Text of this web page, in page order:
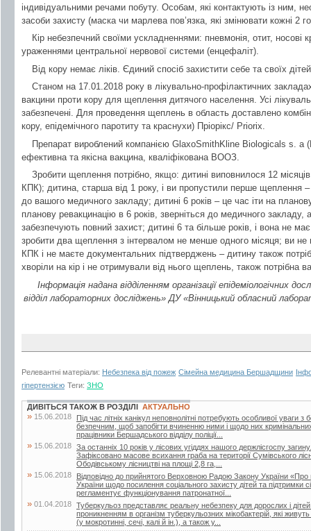
індивідуальними речами побуту. Особам, які контактують із ним,
засоби захисту (маска чи марлева пов’язка, які змінювати кожні 2
Кір небезпечний своїми ускладненнями: пневмонія, отит, носові
ураженнями центральної нервової системи (енцефаліт).
Від кору немає ліків. Єдиний спосіб захистити себе та своїх
Станом на 17.01.2018 року в лікувально-профілактичних
вакцини проти кору для щеплення дитячого населення. Усі
забезпечені. Для проведення щеплень в область доставлено
кору, епідемічного паротиту та краснухи) Пріорікс/ Priorix.
Препарат вироблений компанією GlaxoSmithKline Biologicals s. a
ефективна та якісна вакцина, кваліфікована ВООЗ.
Зробити щеплення потрібно, якщо: дитині виповнилося 12
КПК); дитина, старша від 1 року, і ви пропустили перше щеплення
до вашого медичного закладу; дитині 6 років – це час іти на
планову ревакцинацію в 6 років, зверніться до медичного закладу,
забезпечують повний захист; дитині 6 та більше років, і вона не
зробити два щеплення з інтервалом не менше одного місяця; ви не
КПК і не маєте документальних підтверджень – дитину також
хворіли на кір і не отримували від нього щеплень, також потрібна
Інформація надана відділенням організації епідеміологічних
відділ лабораторних досліджень» ДУ «Вінницький обласний
Релевантні матеріали: Небезпека від пожеж Сімейна медицина Бершадщини
гіпертензією Теги: ЗНО
ДИВІТЬСЯ ТАКОЖ В РОЗДІЛІ АКТУАЛЬНО
» 15.06.2018
Під час літніх канікул неповнолітні потребують особливої уваги
безпечним, щоб запобігти вчиненню ними і щодо них
працівники Бершадського відділу поліції...
» 15.06.2018 За останніх 10 років у лісових угіддях нашого держлісгоспу
Зафіксовано масове всихання граба на території Сумівського
Ободівському лісництві на площі 2,8 га,...
» 15.06.2018
Відповідно до прийнятого Верховною Радою Закону України «Про
України щодо посилення соціального захисту дітей та підтримки
регламентує функціонування патронатної...
» 01.04.2018 Туберкульоз представляє реальну небезпеку для дорослих і
проникненням в організм туберкульозних мікобактерій, які
(у мокротинні, сечі, калі й ін.), а також у...